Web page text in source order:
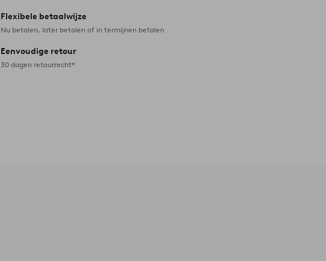
Flexibele betaalwijze
Nu betalen, later betalen of in termijnen betalen
Eenvoudige retour
30 dagen retourrecht*